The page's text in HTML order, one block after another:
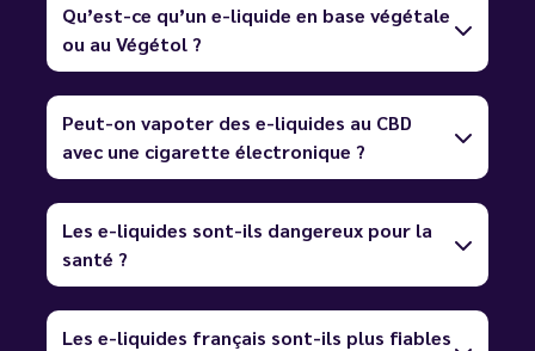
Qu’est-ce qu’un e-liquide en base végétale
ou au Végétol ?
Peut-on vapoter des e-liquides au CBD
avec une cigarette électronique ?
Les e-liquides sont-ils dangereux pour la
santé ?
Les e-liquides français sont-ils plus fiables